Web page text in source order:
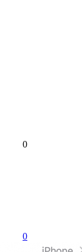
0
0